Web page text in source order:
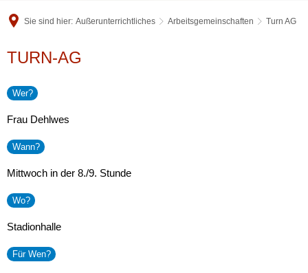
Sie sind hier: Außerunterrichtliches Arbeitsgemeinschaften Turn AG
Turn
TURN-AG
Wer?
Frau Dehlwes
Wann?
Mittwoch in der 8./9. Stunde
Wo?
Stadionhalle
Für Wen?